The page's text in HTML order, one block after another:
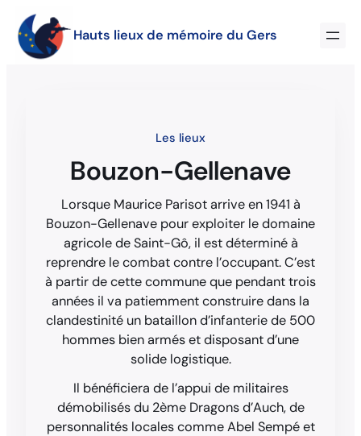
Hauts lieux de mémoire du Gers
Les lieux
Bouzon-Gellenave
Lorsque Maurice Parisot arrive en 1941 à
Bouzon-Gellenave pour exploiter le domaine
agricole de Saint-Gô, il est déterminé à
reprendre le combat contre l’occupant. C’est
à partir de cette commune que pendant trois
années il va patiemment construire dans la
clandestinité un bataillon d’infanterie de 500
hommes bien armés et disposant d’une
solide logistique.
Il bénéficiera de l’appui de militaires
démobilisés du 2ème Dragons d’Auch, de
personnalités locales comme Abel Sempé et